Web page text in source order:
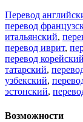
Перевод
перевод
итальянский,
перевод иврит,
перевод корейский
татарский,
узбекский,
эстонский,
Возможности